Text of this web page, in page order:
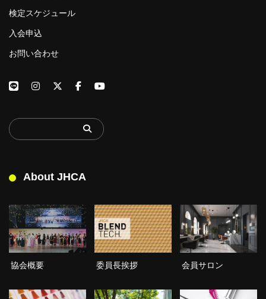
検定スケジュール
入会申込
お問い合わせ
About JHCA
協会概要 委員長挨拶 会員サロン